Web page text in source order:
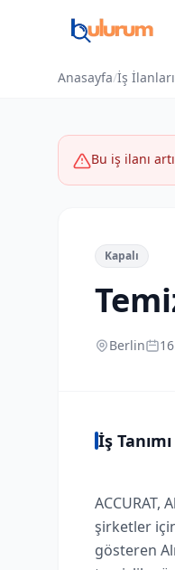
Anasayfa/İş İlanları
Bu iş ilanı
Kapalı
Berlin
İş Tanımı
şirketler
gösteren